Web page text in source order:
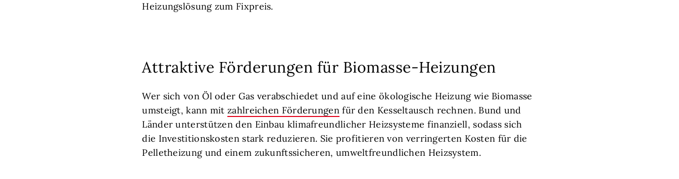
Heizungslösung zum Fixpreis.
Attraktive Förderungen für Biomasse-Heizungen
Wer sich von Öl oder Gas verabschiedet und auf eine ökologische Heizung wie Biomasse
umsteigt, kann mitzahlreichen Förderungenfür den Kesseltausch rechnen. Bund und
Länder unterstützen den Einbau klimafreundlicher Heizsysteme finanziell, sodass sich
die Investitionskosten stark reduzieren. Sie profitieren von verringerten Kosten für die
Pelletheizung und einem zukunftssicheren, umweltfreundlichen Heizsystem.